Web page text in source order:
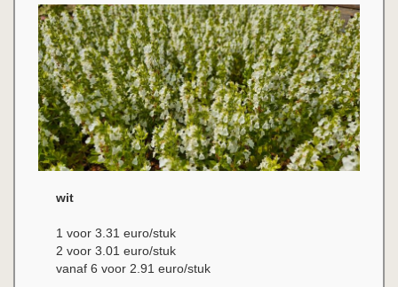
wit
1 voor 3.31 euro/stuk
2 voor 3.01 euro/stuk
vanaf 6 voor 2.91 euro/stuk